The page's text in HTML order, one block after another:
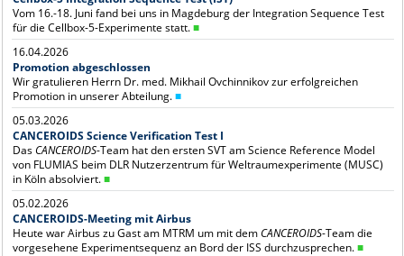
Vom 16.-18. Juni fand bei uns in Magdeburg der Integration Sequence Test
für die Cellbox-5-Experimente statt.■
16.04.2026
Promotion abgeschlossen
Wir gratulieren Herrn Dr. med. Mikhail Ovchinnikov zur erfolgreichen
Promotion in unserer Abteilung.■
05.03.2026
CANCEROIDS Science Verification Test I
DasCANCEROIDS-Team hat den ersten SVT am Science Reference Model
von FLUMIAS beim DLR Nutzerzentrum für Weltraumexperimente (MUSC)
in Köln absolviert.■
05.02.2026
CANCEROIDS-Meeting mit Airbus
Heute war Airbus zu Gast am MTRM um mit demCANCEROIDS-Team die
vorgesehene Experimentsequenz an Bord der ISS durchzusprechen.■